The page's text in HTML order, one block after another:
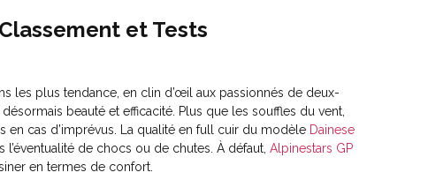
et Tests
les plus tendance, en clin d’œil aux passionnés de deux-
beauté et efficacité. Plus que les souffles du vent,
cas d’imprévus. La qualité en full cuir du modèle Dainese
de chocs ou de chutes. À défaut,Alpinestars GP
en termes de confort.